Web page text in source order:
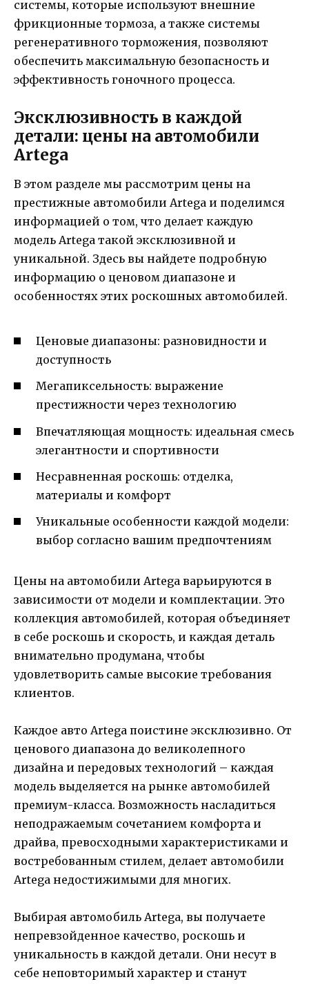
системы, которые используют внешние
фрикционные тормоза, а также системы
регенеративного торможения, позволяют
обеспечить максимальную безопасность и
эффективность гоночного процесса.
Эксклюзивность в каждой
детали: цены на автомобили
Artega
В этом разделе мы рассмотрим цены на
престижные автомобили Artega и поделимся
информацией о том, что делает каждую
модель Artega такой эксклюзивной и
уникальной. Здесь вы найдете подробную
информацию о ценовом диапазоне и
особенностях этих роскошных автомобилей.
Ценовые диапазоны: разновидности и
доступность
Мегапиксельность: выражение
престижности через технологию
Впечатляющая мощность: идеальная смесь
элегантности и спортивности
Несравненная роскошь: отделка,
материалы и комфорт
Уникальные особенности каждой модели:
выбор согласно вашим предпочтениям
Цены на автомобили Artega варьируются в
зависимости от модели и комплектации. Это
коллекция автомобилей, которая объединяет
в себе роскошь и скорость, и каждая деталь
внимательно продумана, чтобы
удовлетворить самые высокие требования
клиентов.
Каждое авто Artega поистине эксклюзивно. От
ценового диапазона до великолепного
дизайна и передовых технологий – каждая
модель выделяется на рынке автомобилей
премиум-класса. Возможность насладиться
неподражаемым сочетанием комфорта и
драйва, превосходными характеристиками и
востребованным стилем, делает автомобили
Artega недостижимыми для многих.
Выбирая автомобиль Artega, вы получаете
непревзойденное качество, роскошь и
уникальность в каждой детали. Они несут в
себе неповторимый характер и станут